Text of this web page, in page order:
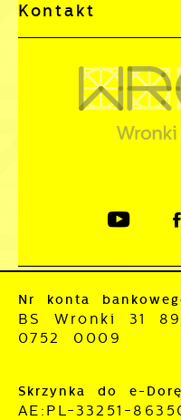
Kontakt
Nr konta
BS Wronki 31
0752 0009
Skrzynka do e-
AE:PL-33251-